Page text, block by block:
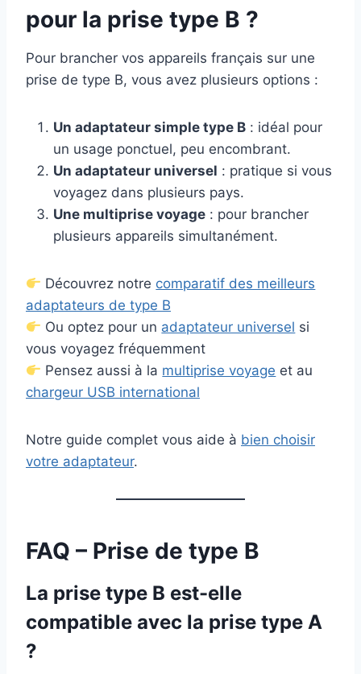
pour la prise type B ?
Pour brancher vos appareils français sur une
prise de type B, vous avez plusieurs options :
Un adaptateur simple type B : idéal pour
un usage ponctuel, peu encombrant.
Un adaptateur universel : pratique si vous
voyagez dans plusieurs pays.
Une multiprise voyage : pour brancher
plusieurs appareils simultanément.
Découvrez notre comparatif des meilleurs
adaptateurs de type B
Ou optez pour un adaptateur universel si
vous voyagez fréquemment
Pensez aussi à la multiprise voyage et au
chargeur USB international
Notre guide complet vous aide à bien choisir
votre adaptateur.
FAQ – Prise de type B
La prise type B est-elle
compatible avec la prise type A
?